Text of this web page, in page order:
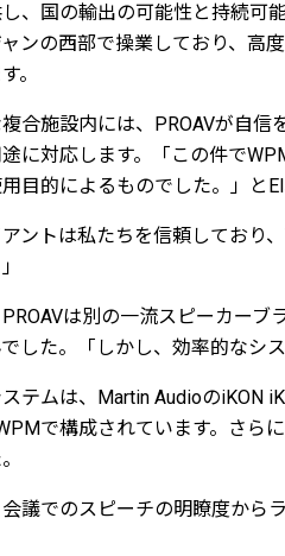
、国の輸出の可能性と持続可
ンの西部で操業しており、高
。
合施設内には、PROAVが自信
に対応します。「この件で
目的によるものでした。」と
アントは私たちを信頼してお
は別の一流スピーカー
した。「しかし、効率的なシ
テムは、Martin AudioのiKON
で構成されています。さら
議でのスピーチの明瞭度から